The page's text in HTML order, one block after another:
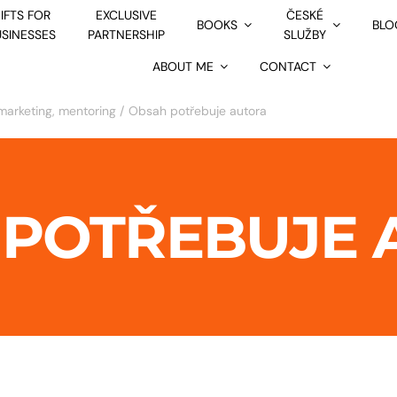
FOR
EXCLUSIVE
PARTNERSHIP
BOOKS
ČESKÉ
SLUŽBY
ABOUT ME CONTACT
mentoring Obsah potřebuje autora